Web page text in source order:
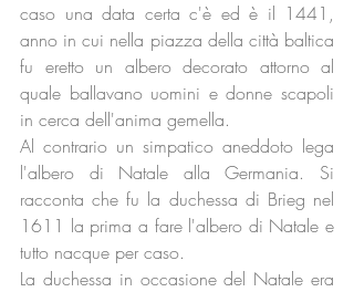
caso una data certa c'è ed è il 1441,
anno in cui nella piazza della città baltica
fu eretto un albero decorato attorno al
quale ballavano uomini e donne scapoli
in cerca dell'anima gemella.
Al contrario un simpatico aneddoto lega
l'albero di Natale alla Germania. Si
racconta che fu la duchessa di Brieg nel
1611 la prima a fare l'albero di Natale e
tutto nacque per caso.
La duchessa in occasione del Natale era